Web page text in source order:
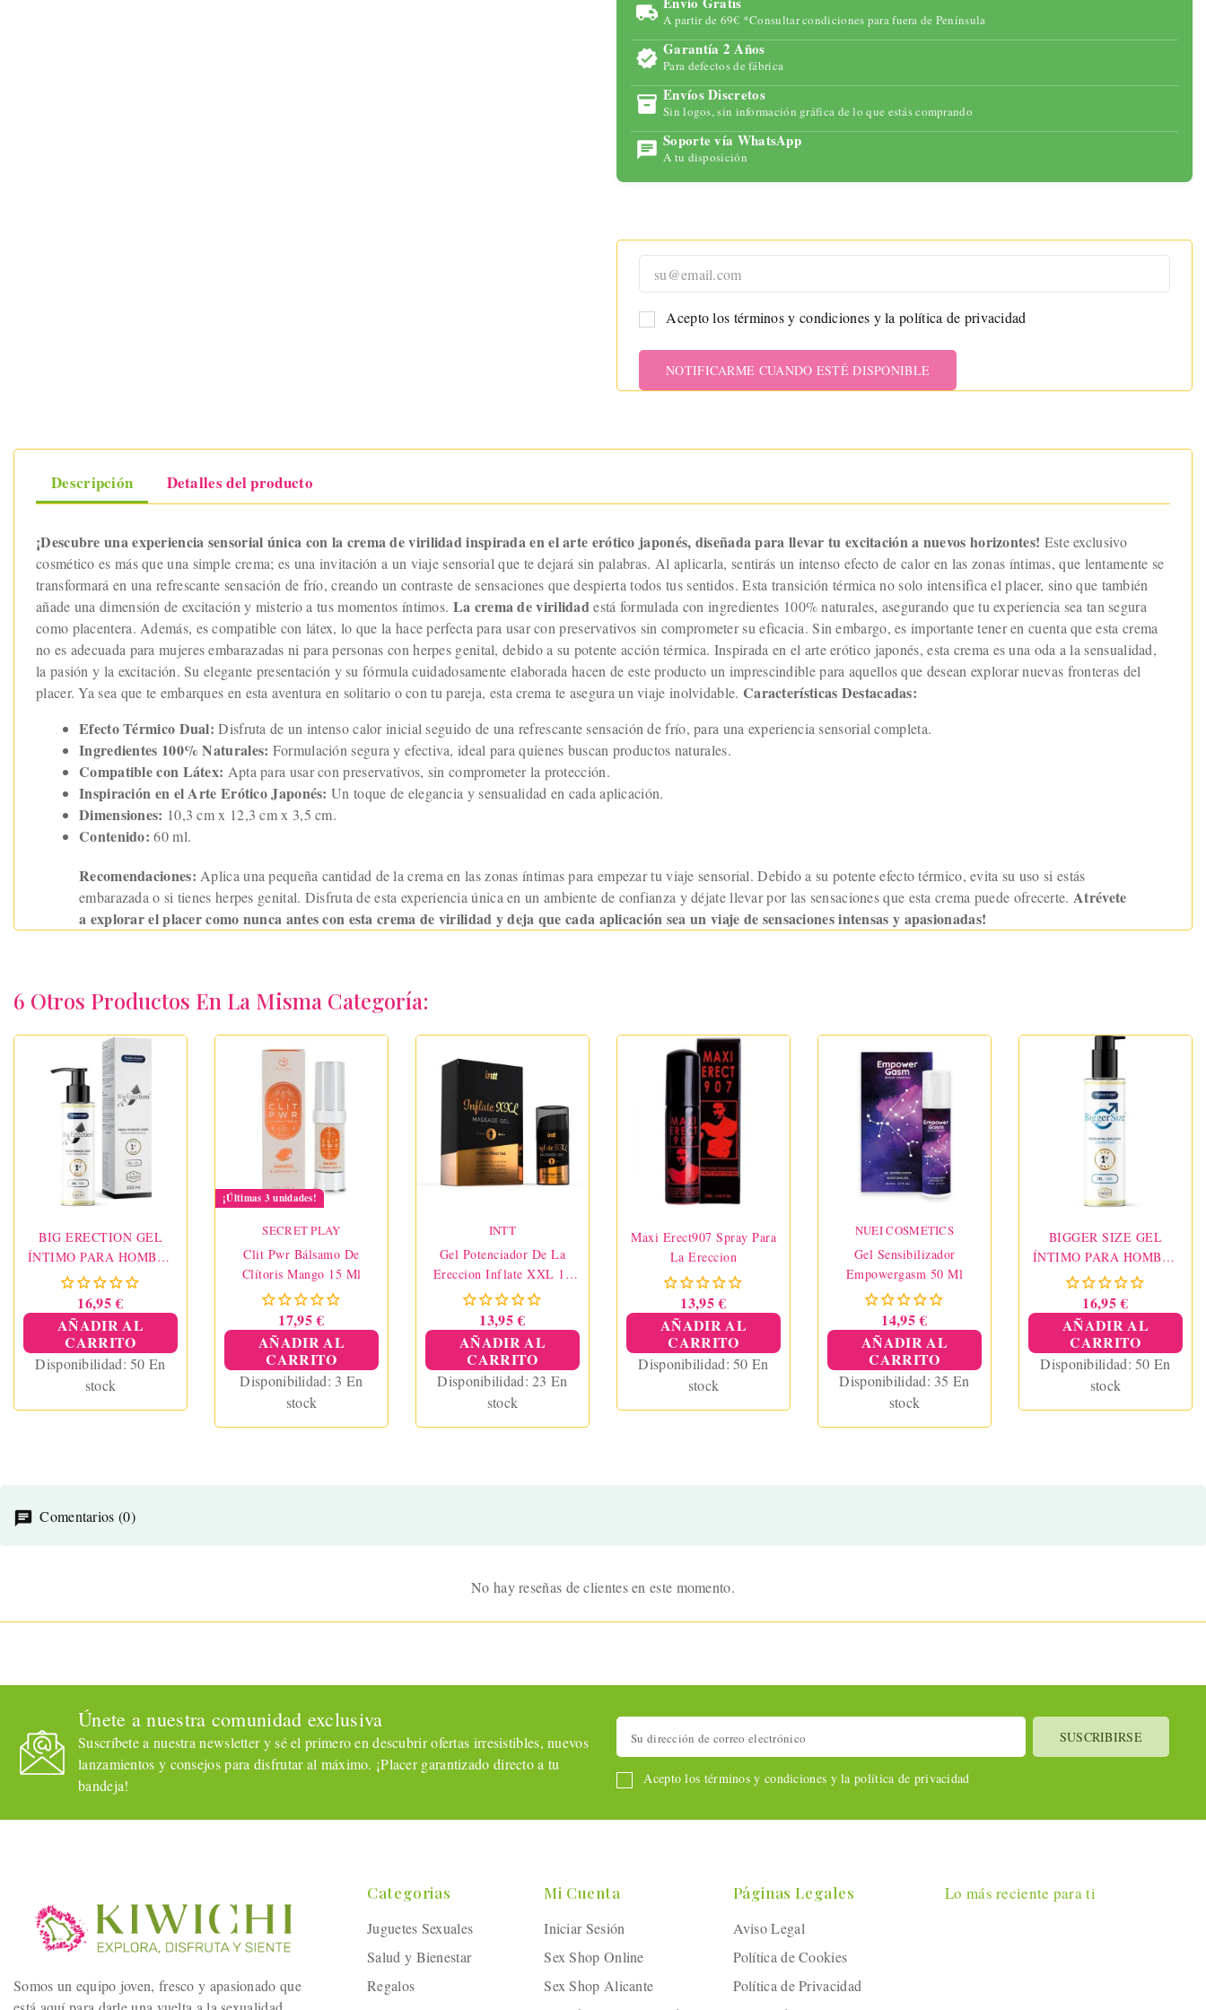
A partir de 69€ *Consultar condiciones para fuera de Península
Garantía 2 Años
Para defectos de fábrica
Envíos Discretos
Sin logos, sin información gráfica de lo que estás comprando
Soporte vía WhatsApp
A tu disposición
Acepto los términos y condiciones y la política de privacidad
NOTIFICARME CUANDO ESTÉ DISPONIBLE
Descripción Detalles del producto
¡Descubre una experiencia sensorial única con la crema de virilidad inspirada en el arte erótico japonés, diseñada para llevar tu excitación a nuevos horizontes! Este exclusivo
cosmético es más que una simple crema; es una invitación a un viaje sensorial que te dejará sin palabras. Al aplicarla, sentirás un intenso efecto de calor en las zonas íntimas, que lentamente se
transformará en una refrescante sensación de frío, creando un contraste de sensaciones que despierta todos tus sentidos. Esta transición térmica no solo intensifica el placer, sino que también
añade una dimensión de excitación y misterio a tus momentos íntimos. La crema de virilidadestá formulada con ingredientes 100% naturales, asegurando que tu experiencia sea tan segura
como placentera. Además, es compatible con látex, lo que la hace perfecta para usar con preservativos sin comprometer su eficacia. Sin embargo, es importante tener en cuenta que esta crema
no es adecuada para mujeres embarazadas ni para personas con herpes genital, debido a su potente acción térmica. Inspirada en el arte erótico japonés, esta crema es una oda a la sensualidad,
la pasión y la excitación. Su elegante presentación y su fórmula cuidadosamente elaborada hacen de este producto un imprescindible para aquellos que desean explorar nuevas fronteras del
placer. Ya sea que te embarques en esta aventura en solitario o con tu pareja, esta crema te asegura un viaje inolvidable. Características Destacadas:
Efecto Térmico Dual: Disfruta de un intenso calor inicial seguido de una refrescante sensación de frío, para una experiencia sensorial completa.
Ingredientes 100% Naturales: Formulación segura y efectiva, ideal para quienes buscan productos naturales.
Compatible con Látex: Apta para usar con preservativos, sin comprometer la protección.
Inspiración en el Arte Erótico Japonés: Un toque de elegancia y sensualidad en cada aplicación.
Dimensiones: 10,3 cm x 12,3 cm x 3,5 cm.
Contenido: 60 ml.
Recomendaciones: Aplica una pequeña cantidad de la crema en las zonas íntimas para empezar tu viaje sensorial. Debido a su potente efecto térmico, evita su uso si estás
embarazada o si tienes herpes genital. Disfruta de esta experiencia única en un ambiente de confianza y déjate llevar por las sensaciones que esta crema puede ofrecerte. Atrévete
a explorar el placer como nunca antes con esta crema de virilidad y deja que cada aplicación sea un viaje de sensaciones intensas y apasionadas!
6 Otros Productos En La Misma Categoría:
BIG ERECTION GEL
ÍNTIMO PARA HOMBRE
150 ML
16,95 €
AÑADIR AL
CARRITO
Disponibilidad:50 En
stock
¡Últimas 3 unidades!
SECRET PLAY
Clit Pwr Bálsamo De
Clítoris Mango 15 Ml
17,95 €
AÑADIR AL
CARRITO
Disponibilidad: 3 En
stock
INTT
Gel Potenciador De La
Ereccion Inflate XXL 15
Ml
13,95 €
AÑADIR AL
CARRITO
Disponibilidad:23 En
stock
Maxi Erect907 Spray Para
La Ereccion
13,95 €
AÑADIR AL
CARRITO
Disponibilidad:50 En
stock
NUEI COSMETICS
Gel Sensibilizador
Empowergasm 50 Ml
14,95 €
AÑADIR AL
CARRITO
Disponibilidad: 35 En
stock
BIGGER SIZE GEL
ÍNTIMO PARA HOMBRE
150 ML
16,95 €
AÑADIR AL
CARRITO
Disponibilidad:50 En
stock
Comentarios (0)
No hay reseñas de clientes en este momento.
Únete a nuestra comunidad exclusiva
Suscríbete a nuestra newsletter y sé el primero en descubrir ofertas irresistibles, nuevos
lanzamientos y consejos para disfrutar al máximo. ¡Placer garantizado directo a tu
bandeja!
Acepto los términos y condiciones y la política de privacidad
Somos un equipo joven, fresco y apasionado que
Categorias
Juguetes Sexuales
Salud y Bienestar
Regalos
Mi Cuenta
Iniciar Sesión
Sex Shop Online
Sex Shop Alicante
Páginas Legales
Aviso Legal
Política de Cookies
Política de Privacidad
Lo más reciente para ti